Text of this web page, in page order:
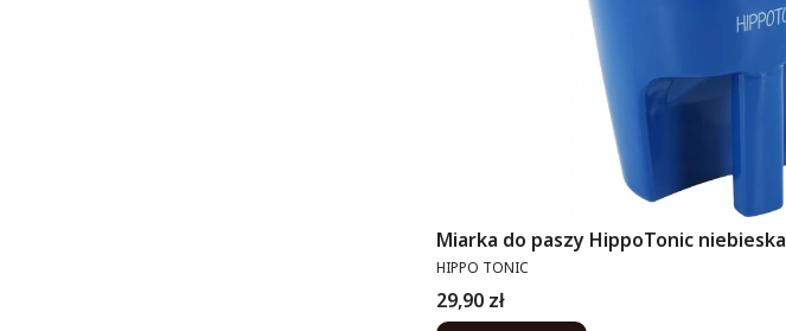
Miarka do paszy HippoTonic niebieska
PRODUCENT
HIPPO TONIC
Cena
29,90 zł